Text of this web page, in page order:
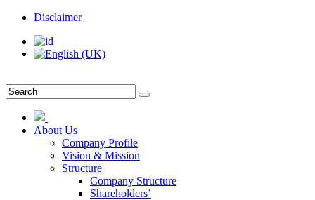
Disclaimer
About Us
Company Profile
Vision & Mission
Structure
Company Structure
Shareholders’